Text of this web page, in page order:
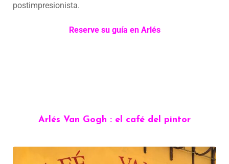
postimpresionista.
Reserve su guía en Arlés
Arlés Van Gogh : el café del pintor